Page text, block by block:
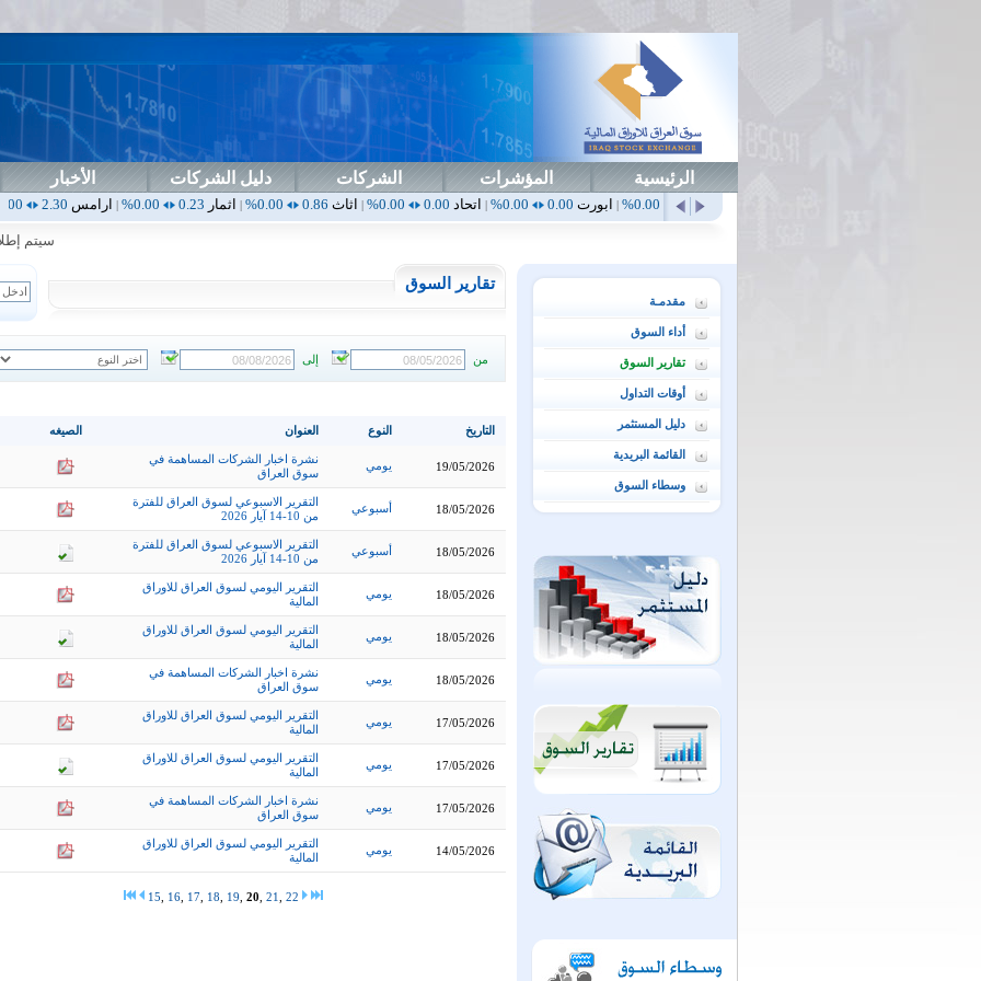
الرئيسية المؤشرات الشركات دليل الشركات الأخبار
ابورت 0.00% اتحاد0.00
0.00% اثاث 0.86
0.00% اثمار0.23
0.00% ارامس 2.30 اربيل0.00
سيتم إطلاق
مقدمـة
أداء السوق
تقارير السوق
أوقات التداول
دليل المستثمر
القائمة البريدية
وسطاء السوق
تقارير السوق
من إلى
الصيغه العنوان النوع التاريخ
نشرة اخبار الشركات المساهمة في
سوق العراق
يومي 19/05/2026
التقرير الاسبوعي لسوق العراق للفترة
من 10-14 آيار 2026
أسبوعي 18/05/2026
التقرير الاسبوعي لسوق العراق للفترة
من 10-14 آيار 2026
أسبوعي 18/05/2026
التقرير اليومي لسوق العراق للاوراق
المالية
يومي 18/05/2026
التقرير اليومي لسوق العراق للاوراق
المالية
يومي 18/05/2026
نشرة اخبار الشركات المساهمة في
سوق العراق
يومي 18/05/2026
التقرير اليومي لسوق العراق للاوراق
المالية
يومي 17/05/2026
التقرير اليومي لسوق العراق للاوراق
المالية
يومي 17/05/2026
نشرة اخبار الشركات المساهمة في
سوق العراق
يومي 17/05/2026
التقرير اليومي لسوق العراق للاوراق
المالية
يومي 14/05/2026
15 16 17 18 19 20 21 22